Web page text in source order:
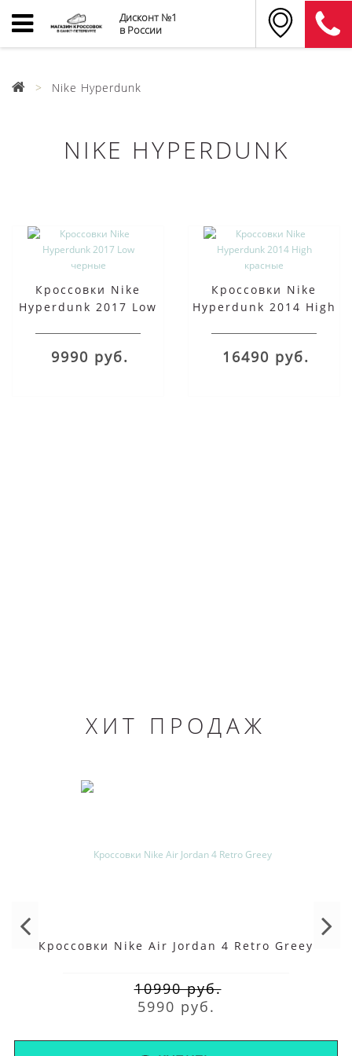
Дисконт №1
в России
Nike Hyperdunk
NIKE HYPERDUNK
Кроссовки Nike
Hyperdunk 2017 Low
9990 руб.
Кроссовки Nike
Hyperdunk 2014 High
16490 руб.
ХИТ ПРОДАЖ
Кроссовки Nike Air Jordan 4 Retro Greey
10990 руб.
5990 руб.